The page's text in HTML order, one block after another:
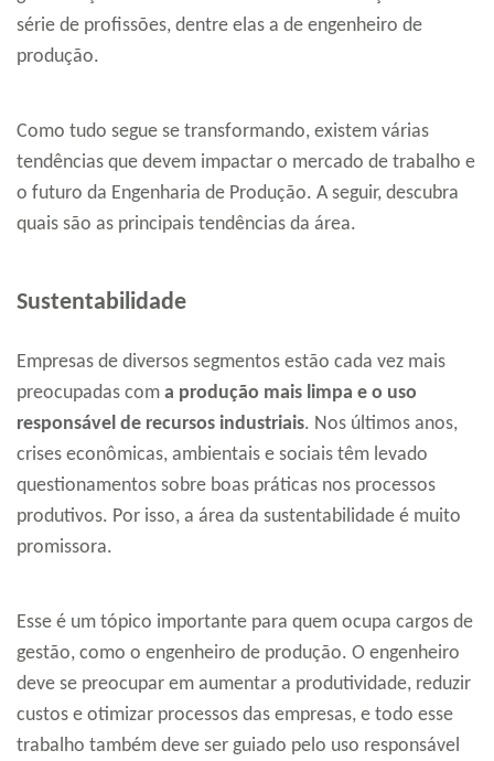
série de profissões, dentre elas a de engenheiro de
produção.
Como tudo segue se transformando, existem várias
tendências que devem impactar o mercado de trabalho e
o futuro da Engenharia de Produção. A seguir, descubra
quais são as principais tendências da área.
Sustentabilidade
Empresas de diversos segmentos estão cada vez mais
preocupadas com a produção mais limpa e o uso
responsável de recursos industriais. Nos últimos anos,
crises econômicas, ambientais e sociais têm levado
questionamentos sobre boas práticas nos processos
produtivos. Por isso, a área da sustentabilidade é muito
promissora.
Esse é um tópico importante para quem ocupa cargos de
gestão, como o engenheiro de produção. O engenheiro
deve se preocupar em aumentar a produtividade, reduzir
custos e otimizar processos das empresas, e todo esse
trabalho também deve ser guiado pelo uso responsável